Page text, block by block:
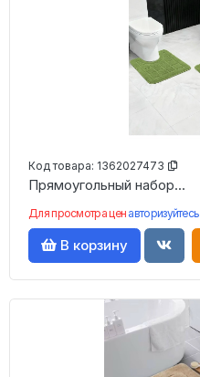
Код товара: 1362027473
Прямоугольный набор...
Для просмотра цен авторизуйтесь
В корзину